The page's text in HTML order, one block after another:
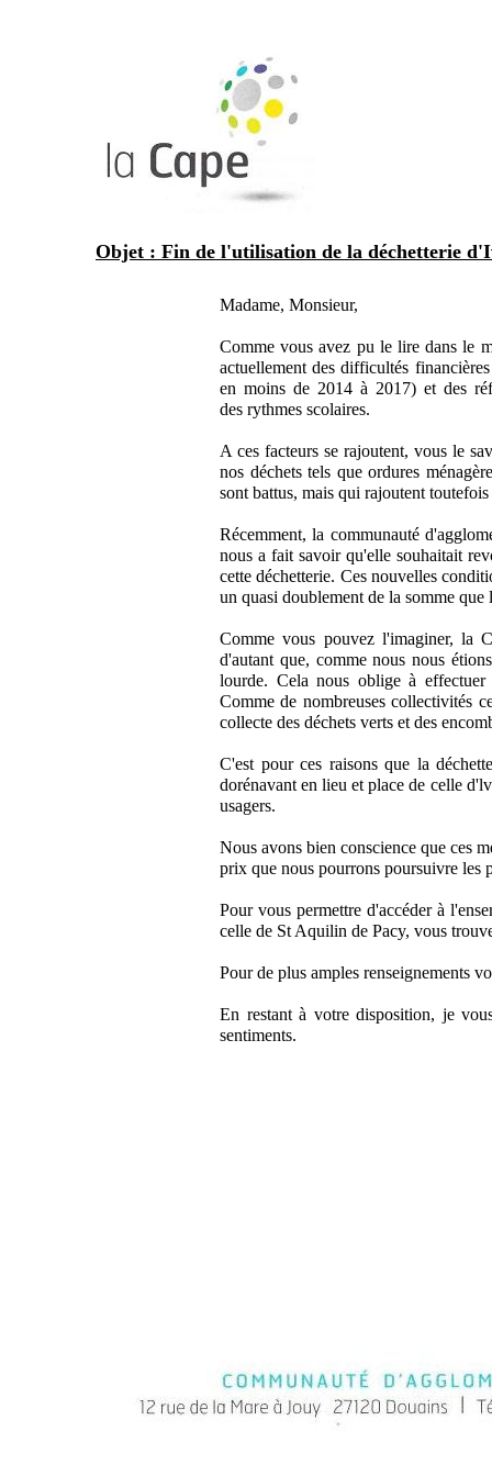
Objet : Fin de l'utilisation de la déchetterie
Madame, Monsieur,
Comme vous avez pu le lire dans le
actuellement des difficultés
en moins de 2014 à 2017) et des
des rythmes scolaires.
A ces facteurs se rajoutent, vous le
nos déchets tels que ordures
sont battus, mais qui rajoutent
Récemment, la communauté
nous a fait savoir qu'elle souhaitait
cette déchetterie. Ces nouvelles
un quasi doublement de la somme
Comme vous pouvez l'imaginer, la
d'autant que, comme nous nous
lourde. Cela nous oblige à effectuer
Comme de nombreuses collectivités
collecte des déchets verts et des
C'est pour ces raisons que la
dorénavant en lieu et place de celle
usagers.
Nous avons bien conscience que ces
prix que nous pourrons poursuivre les
Pour vous permettre d'accéder à
celle de St Aquilin de Pacy, vous
Pour de plus amples renseignements
En restant à votre disposition, je
sentiments.